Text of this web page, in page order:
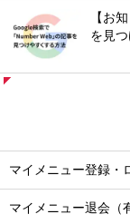
【お
を見
マイメニュー登録・
マイメニュー退会（